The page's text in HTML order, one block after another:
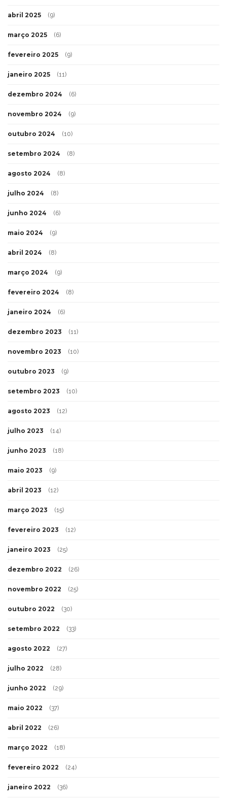
abril 2025 (9)
março 2025 (6)
fevereiro 2025 (9)
janeiro 2025 (11)
dezembro 2024 (6)
novembro 2024 (9)
outubro 2024 (10)
setembro 2024 (8)
agosto 2024 (8)
julho 2024 (8)
junho 2024 (6)
maio 2024 (9)
abril 2024 (8)
março 2024 (9)
fevereiro 2024 (8)
janeiro 2024 (6)
dezembro 2023 (11)
novembro 2023 (10)
outubro 2023 (9)
setembro 2023 (10)
agosto 2023 (12)
julho 2023 (14)
junho 2023 (18)
maio 2023 (9)
abril 2023 (12)
março 2023 (15)
fevereiro 2023 (12)
janeiro 2023 (25)
dezembro 2022 (26)
novembro 2022 (25)
outubro 2022 (30)
setembro 2022 (33)
agosto 2022 (27)
julho 2022 (28)
junho 2022 (29)
maio 2022 (37)
abril 2022 (26)
março 2022 (18)
fevereiro 2022 (24)
janeiro 2022 (36)